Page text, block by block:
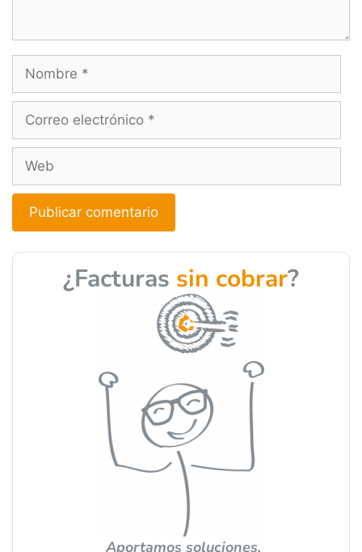
A
¿Facturas sin cobrar?
Aportamos soluciones.